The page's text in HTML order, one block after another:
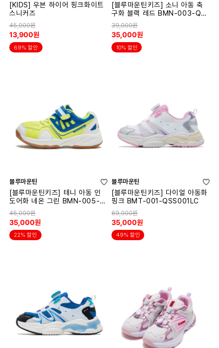
[KIDS] 우븐 하이어 핑크화이트
스니커즈
45,000원
13,900원
69% 할인
[블루마운틴키즈] 소니 아동 축
구화 블랙 레드 BMN-003-QS
W003SN
39,000원
35,000원
10% 할인
블루마운틴
[블루마운틴키즈] 테니 아동 인
도어화 네온 그린 BMN-005-Q
SW005TY
45,000원
35,000원
22% 할인
블루마운틴
[블루마운틴키즈] 다이얼 아동화
핑크 BMT-001-QSS001LC
69,000원
35,000원
49% 할인